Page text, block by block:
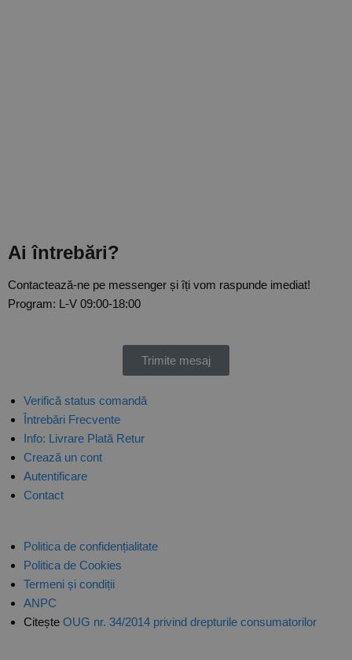
Ai întrebări?
Contactează-ne pe messenger și îți vom raspunde imediat!
Program: L-V 09:00-18:00
Trimite mesaj
Verifică status comandă
Întrebări Frecvente
Info: Livrare Plată Retur
Crează un cont
Autentificare
Contact
Politica de confidențialitate
Politica de Cookies
Termeni și condiții
ANPC
Citește OUG nr. 34/2014 privind drepturile consumatorilor